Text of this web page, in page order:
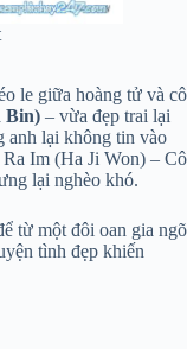
le giữa hoàng tử và cô
Bin) – vừa đẹp trai lại
anh lại không tin vào
Im (Ha Ji Won) – Cô
lại nghèo khó.
từ một đôi oan gia ngõ
tình đẹp khiến